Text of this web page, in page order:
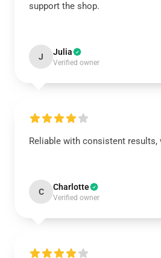
support the shop.
J Julia
Verified owner
Reliable with consistent results,
C Charlotte
Verified owner